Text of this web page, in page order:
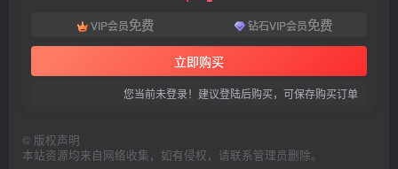
VIP会员免费 钻石VIP会员免费
立即购买
您当前未登录！建议登陆后购买，可保存购买订单
© 版权声明
本站资源均来自网络收集，如有侵权，请联系管理员删除。